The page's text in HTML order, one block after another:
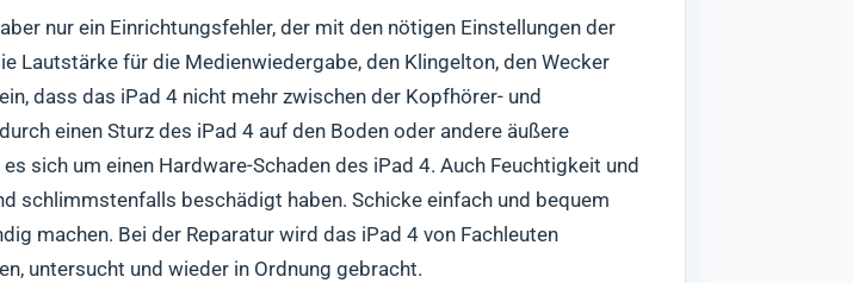
nur ein Einrichtungsfehler, der mit den nötigen Einstellungen der
Lautstärke für die Medienwiedergabe, den Klingelton, den Wecker
dass das iPad 4 nicht mehr zwischen der Kopfhörer- und
einen Sturz des iPad 4 auf den Boden oder andere äußere
sich um einen Hardware-Schaden des iPad 4. Auch Feuchtigkeit und
schlimmstenfalls beschädigt haben. Schicke einfach und bequem
machen. Bei der Reparatur wird das iPad 4 von Fachleuten
untersucht und wieder in Ordnung gebracht.